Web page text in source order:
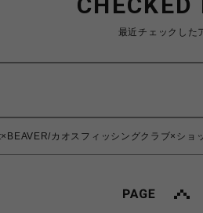
最近チェックした
カオスフィッシングクラブ×ショ